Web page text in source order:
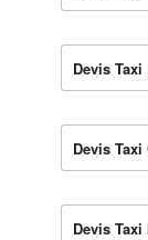
Devis Taxi
Devis Taxi
Devis